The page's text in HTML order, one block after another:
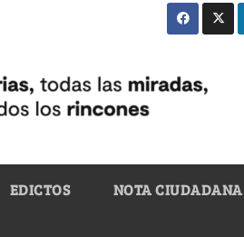
EDICTOS NOTA CIUDADANA